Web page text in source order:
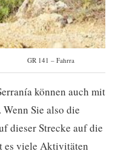
GR 141 – Fahrra
können auch mit
Sie also die
dieser Strecke auf die
es viele Aktivitäten